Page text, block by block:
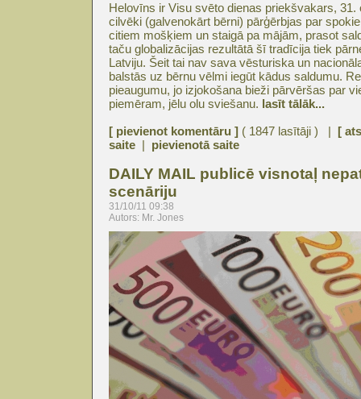
Helovīns ir Visu svēto dienas priekšvakars,
cilvēki (galvenokārt bērni) pārģērbjas par
citiem mošķiem un staigā pa mājām, prasot
taču globalizācijas rezultātā šī tradīcija tiek
Latviju. Šeit tai nav sava vēsturiska un
balstās uz bērnu vēlmi iegūt kādus saldumu.
pieaugumu, jo izjokošana bieži pārvēršas par
piemēram, jēlu olu sviešanu. lasīt tālāk...
[ pievienot komentāru ] ( 1847 lasītāji ) | [
saite | pievienotā saite
DAILY MAIL publicē visnotaļ
scenāriju
31/10/11 09:38
Autors: Mr. Jones